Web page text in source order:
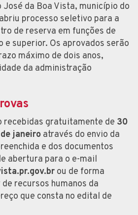
da Boa Vista, município do
processo seletivo para a
de reserva em funções de
e superior. Os aprovados serão
máximo de dois anos,
da administração
recebidas gratuitamente de 30
janeiro através do envio da
e dos documentos
abertura para o e-mail
ou de forma
recursos humanos da
que consta no edital de